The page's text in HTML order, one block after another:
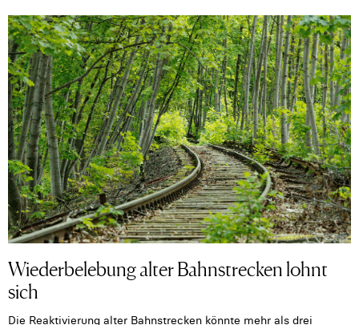
Wiederbelebung alter Bahnstrecken lohnt
sich
Die Reaktivierung alter Bahnstrecken könnte mehr als drei